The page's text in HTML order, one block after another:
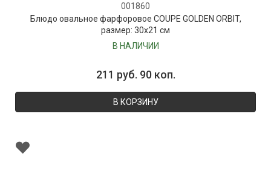
001860
Блюдо овальное фарфоровое COUPE GOLDEN ORBIT,
размер: 30х21 см
В НАЛИЧИИ
211 руб. 90 коп.
В КОРЗИНУ